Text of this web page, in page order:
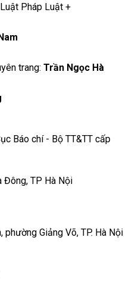
Pháp Luật +
trang: Trần Ngọc Hà
Báo chí - Bộ TT&TT cấp
Đông, TP Hà Nội
Giảng Võ, TP. Hà Nội